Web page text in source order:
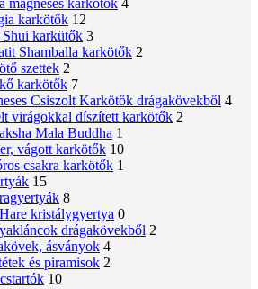
mágneses karkötők 4
karkötők 12
Shui karkütők 3
Shamballa karkötők 2
szettek 2
karkötők 7
Csiszolt Karkötők drágakövekből 4
virágokkal díszített karkötők 2
Mala Buddha 1
vágott karkötők 10
csakra karkötők 1
15
8
kristálygyertya 0
drágakövekből 2
ásványok 4
és piramisok 2
10